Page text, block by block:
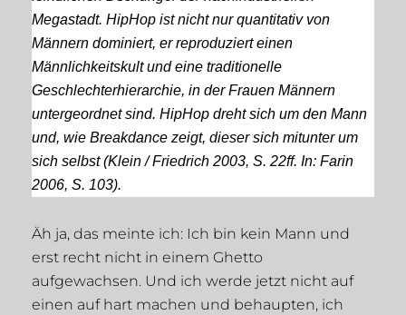
Megastadt. HipHop ist nicht nur quantitativ von
Männern dominiert, er reproduziert einen
Männlichkeitskult und eine traditionelle
Geschlechterhierarchie, in der Frauen Männern
untergeordnet sind. HipHop dreht sich um den Mann
und, wie Breakdance zeigt, dieser sich mitunter um
sich selbst (Klein / Friedrich 2003, S. 22ff. In: Farin
2006, S. 103).
Äh ja, das meinte ich: Ich bin kein Mann und
erst recht nicht in einem Ghetto
aufgewachsen. Und ich werde jetzt nicht auf
einen auf hart machen und behaupten, ich